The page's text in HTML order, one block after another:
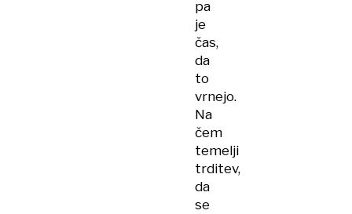
pa
je
čas,
da
to
vrnejo.
Na
čem
temelji
trditev,
da
se